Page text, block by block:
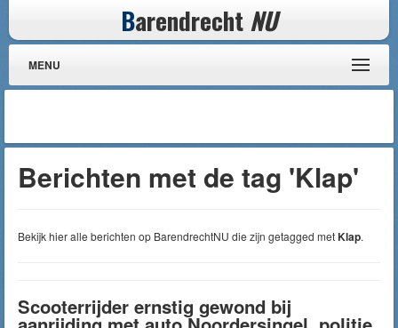
Barendrecht NU
MENU
Berichten met de tag 'Klap'
Bekijk hier alle berichten op BarendrechtNU die zijn getagged metKlap.
Scooterrijder ernstig gewond bij